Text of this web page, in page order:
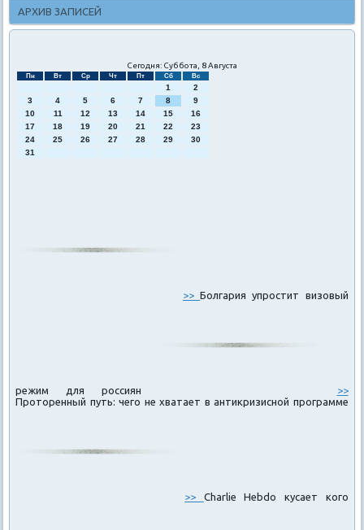
АРХИВ ЗАПИСЕЙ
Сегодня: Суббота, 8 Августа
Пн Вт Ср Чт Пт Сб Вс
1
2
3
4 5 6 7 8
9
10
11 12 13 14 15
16
17
18 19 20 21 22
23
24
25 26 27 28 29
30
31
>>Болгария упростит визовый
режим для россиян
>>
Проторенный путь: чего не хватает в антикризисной программе
>> Charlie Hebdo кусает кого